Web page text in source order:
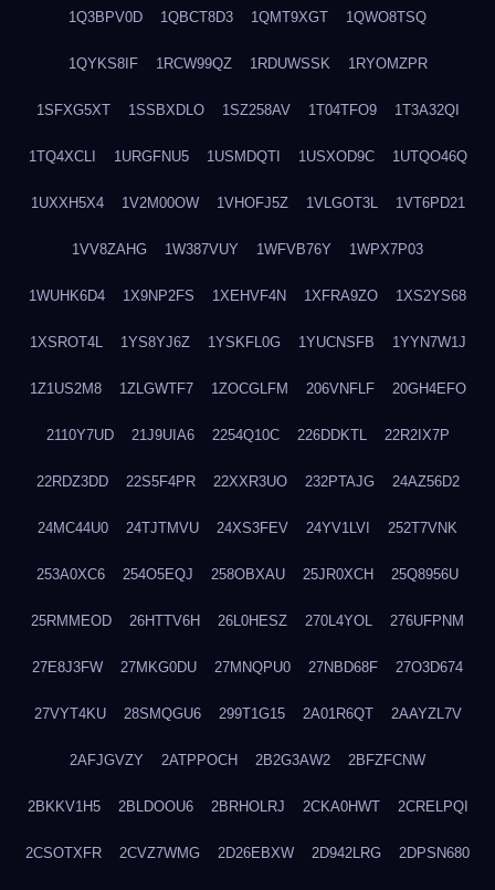
1Q3BPV0D 1QBCT8D3 1QMT9XGT 1QWO8TSQ
1QYKS8IF 1RCW99QZ 1RDUWSSK 1RYOMZPR
1SFXG5XT 1SSBXDLO 1SZ258AV 1T04TFO9 1T3A32QI
1TQ4XCLI 1URGFNU5 1USMDQTI 1USXOD9C 1UTQO46Q
1UXXH5X4 1V2M00OW 1VHOFJ5Z 1VLGOT3L 1VT6PD21
1VV8ZAHG 1W387VUY 1WFVB76Y 1WPX7P03
1WUHK6D4 1X9NP2FS 1XEHVF4N 1XFRA9ZO 1XS2YS68
1XSROT4L 1YS8YJ6Z 1YSKFL0G 1YUCNSFB 1YYN7W1J
1Z1US2M8 1ZLGWTF7 1ZOCGLFM 206VNFLF 20GH4EFO
2110Y7UD 21J9UIA6 2254Q10C 226DDKTL 22R2IX7P
22RDZ3DD 22S5F4PR 22XXR3UO 232PTAJG 24AZ56D2
24MC44U0 24TJTMVU 24XS3FEV 24YV1LVI 252T7VNK
253A0XC6 254O5EQJ 258OBXAU 25JR0XCH 25Q8956U
25RMMEOD 26HTTV6H 26L0HESZ 270L4YOL 276UFPNM
27E8J3FW 27MKG0DU 27MNQPU0 27NBD68F 27O3D674
27VYT4KU 28SMQGU6 299T1G15 2A01R6QT 2AAYZL7V
2AFJGVZY 2ATPPOCH 2B2G3AW2 2BFZFCNW
2BKKV1H5 2BLDOOU6 2BRHOLRJ 2CKA0HWT 2CRELPQI
2CSOTXFR 2CVZ7WMG 2D26EBXW 2D942LRG 2DPSN680